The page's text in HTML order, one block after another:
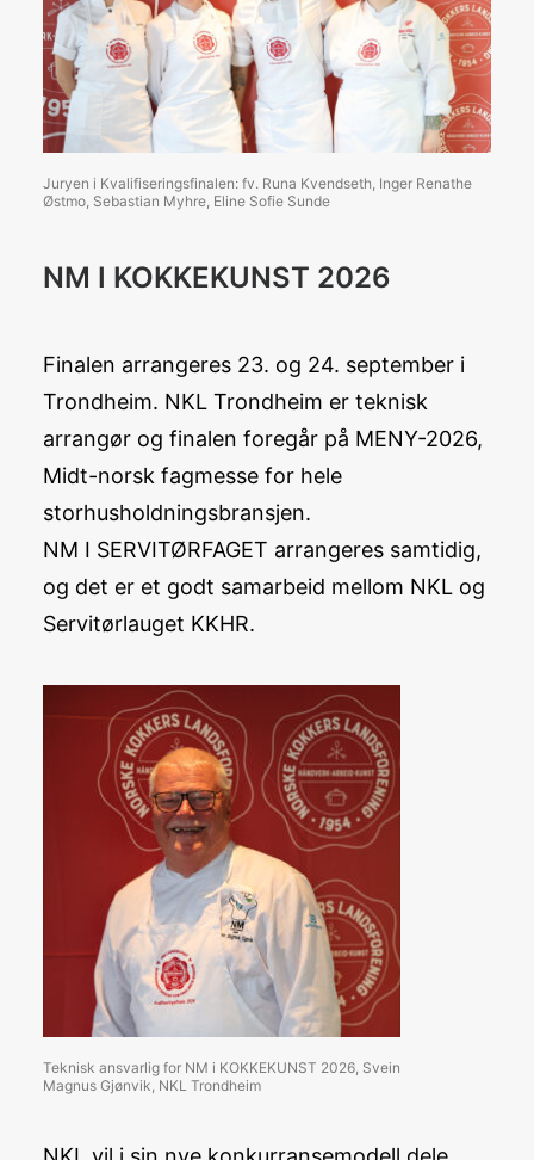
Juryen i Kvalifiseringsfinalen: fv. Runa Kvendseth, Inger Renathe
Østmo, Sebastian Myhre, Eline Sofie Sunde
NM I KOKKEKUNST 2026
Finalen arrangeres 23. og 24. september i
Trondheim. NKL Trondheim er teknisk
arrangør og finalen foregår på MENY-2026,
Midt-norsk fagmesse for hele
storhusholdningsbransjen.
NM I SERVITØRFAGET arrangeres samtidig,
og det er et godt samarbeid mellom NKL og
Servitørlauget KKHR.
Teknisk ansvarlig for NM i KOKKEKUNST 2026, Svein
Magnus Gjønvik, NKL Trondheim